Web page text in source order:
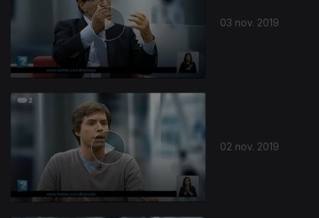
03 nov. 2019
02 nov. 2019